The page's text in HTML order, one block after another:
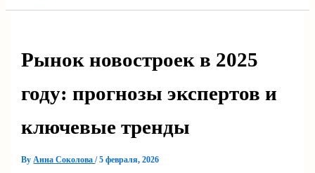
Рынок новостроек в 2025
году: прогнозы экспертов и
ключевые тренды
By Анна Соколова/5 февраля, 2026